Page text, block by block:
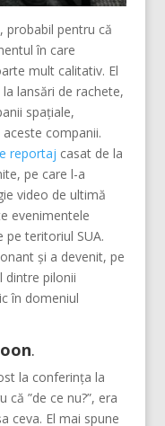
probabil pentru că
în care
mult calitativ. El
lansări de rachete,
spațiale,
companii.
reportaj casat de la
pe care l-a
video de ultimă
evenimentele
teritoriul SUA.
și a devenit, pe
dintre pilonii
în domeniul
.
la conferința la
”de ce nu?”, era
ceva. El mai spune